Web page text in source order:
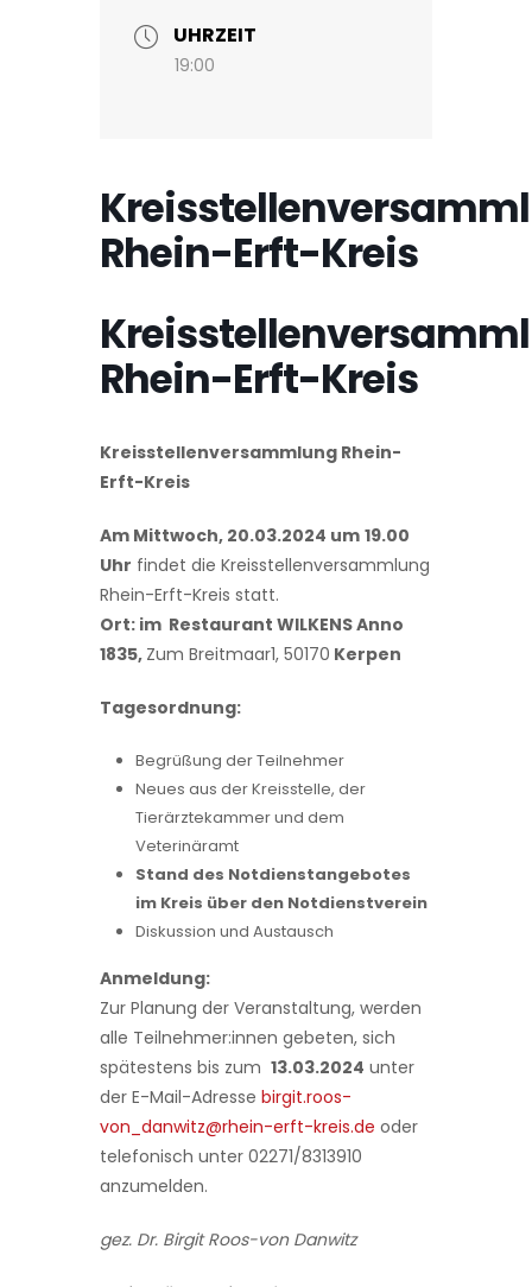
UHRZEIT
19:00
Rhein-Erft-Kreis
Rhein-Erft-Kreis
Kreisstellenversammlung Rhein-
Erft-Kreis
Am Mittwoch, 20.03.2024 um 19.00
Uhr findet die Kreisstellenversammlung
Rhein-Erft-Kreis statt.
Ort: im Restaurant WILKENS Anno
1835, Zum Breitmaar1, 50170 Kerpen
Tagesordnung:
Begrüßung der Teilnehmer
Neues aus der Kreisstelle, der
Tierärztekammer und dem
Veterinäramt
Stand des Notdienstangebotes
im Kreis über den Notdienstverein
Diskussion und Austausch
Anmeldung:
Zur Planung der Veranstaltung, werden
alle Teilnehmer:innen gebeten, sich
spätestens bis zum 13.03.2024 unter
der E-Mail-Adresse birgit.roos-
von_danwitz@rhein-erft-kreis.de oder
telefonisch unter 02271/8313910
anzumelden.
gez. Dr. Birgit Roos-von Danwitz